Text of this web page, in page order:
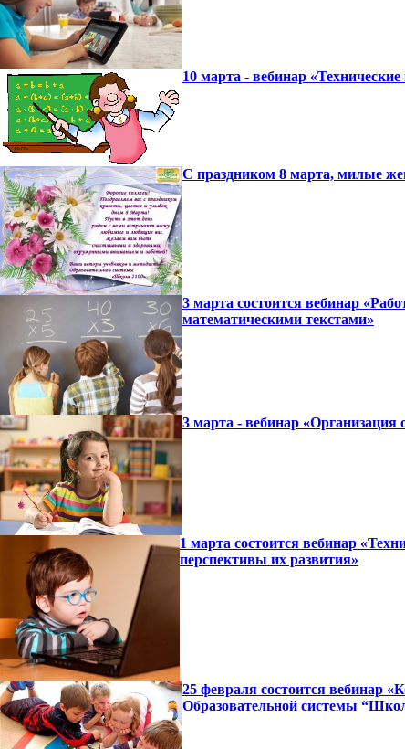
10 марта - вебинар
С праздником 8 марта, милые
3 марта состоится вебинар
математическими текстами»
3 марта - вебинар «Организация
1 марта состоится вебинар
перспективы их развития»
25 февраля состоится вебинар
Образовательной системы